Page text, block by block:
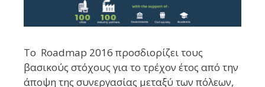
To Roadmap 2016 προσδιορίζει τους
βασικούς στόχους για το τρέχον έτος από την
άποψη της συνεργασίας μεταξύ των πόλεων,